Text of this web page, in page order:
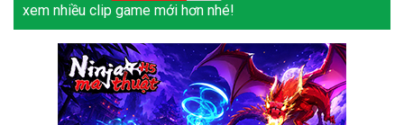
xem nhiều clip game mới hơn nhé!